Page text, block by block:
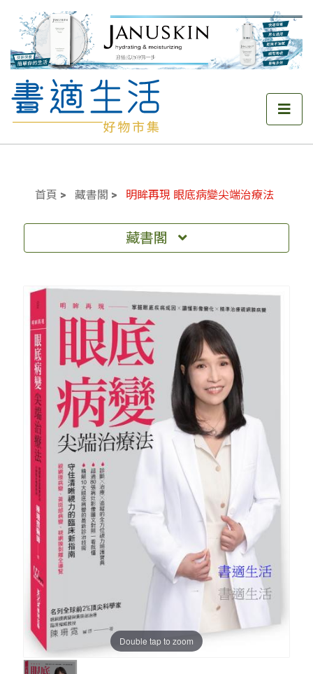
首頁 藏書閣 明眸再現 眼底病變尖端治療法
藏書閣
Double tap to zoom